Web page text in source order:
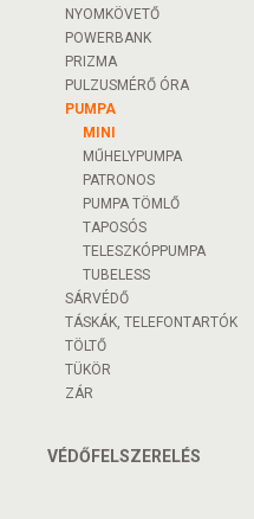
NYOMKÖVETŐ
POWERBANK
PRIZMA
PULZUSMÉRŐ ÓRA
PUMPA
MINI
MŰHELYPUMPA
PATRONOS
PUMPA TÖMLŐ
TAPOSÓS
TELESZKÓPPUMPA
TUBELESS
SÁRVÉDŐ
TÁSKÁK, TELEFONTARTÓK
TÖLTŐ
TÜKÖR
ZÁR
VÉDŐFELSZERELÉS